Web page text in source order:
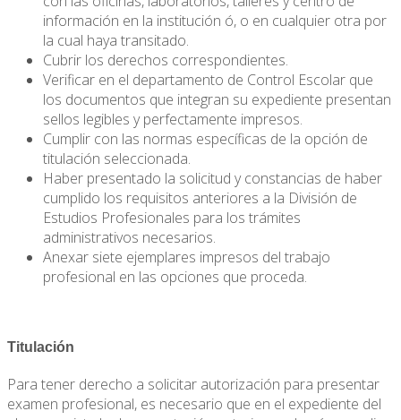
información en la institución ó, o en cualquier otra por
la cual haya transitado.
Cubrir los derechos correspondientes.
Verificar en el departamento de Control Escolar que
los documentos que integran su expediente presentan
sellos legibles y perfectamente impresos.
Cumplir con las normas específicas de la opción de
titulación seleccionada.
Haber presentado la solicitud y constancias de haber
cumplido los requisitos anteriores a la División de
Estudios Profesionales para los trámites
administrativos necesarios.
Anexar siete ejemplares impresos del trabajo
profesional en las opciones que proceda.
Titulación
Para tener derecho a solicitar autorización para presentar
examen profesional, es necesario que en el expediente del